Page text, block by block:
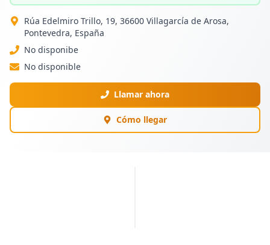
Rúa Edelmiro Trillo, 19, 36600 Villagarcía de Arosa,
Pontevedra, España
No disponibe
No disponible
Llamar ahora
Cómo llegar